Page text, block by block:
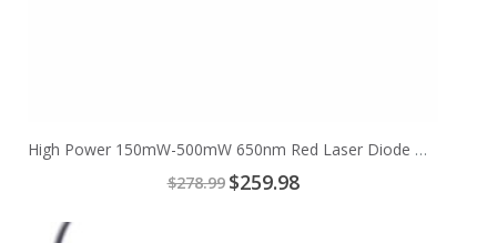
High Power 150mW-500mW 650nm Red Laser Diode Module
$278.99 Special
Price
$259.98